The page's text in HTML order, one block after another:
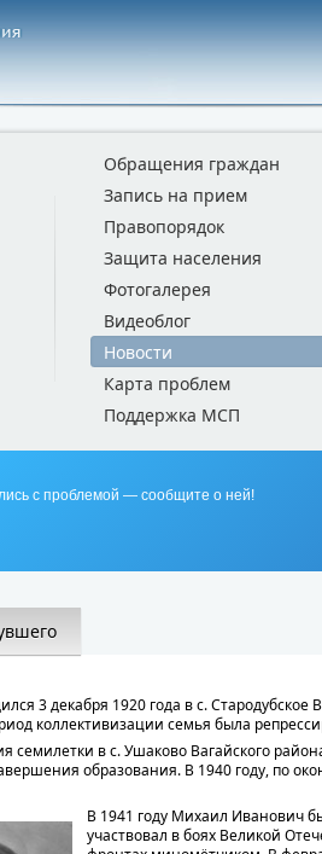
Обращения граждан
Запись на прием
Правопорядок
Защита населения
Фотогалерея
Видеоблог
Новости
Карта проблем
Поддержка МСП
с проблемой — сообщите о ней!
3 декабря 1920 года в с. Стародубское
коллективизации семья была
семилетки в с. Ушаково Вагайского
образования. В 1940 году, по
В 1941 году Михаил Иванович
участвовал в боях Великой